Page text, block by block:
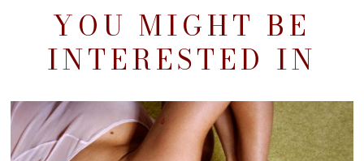
YOU MIGHT BE
INTERESTED IN